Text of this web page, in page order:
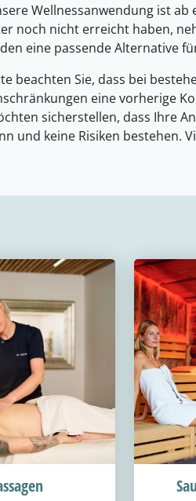
Wellnessanwendung ist ab
noch nicht erreicht haben,
eine passende Alternative
beachten Sie, dass bei
eine vorherige
sicherstellen, dass Ihre
und keine Risiken bestehen.